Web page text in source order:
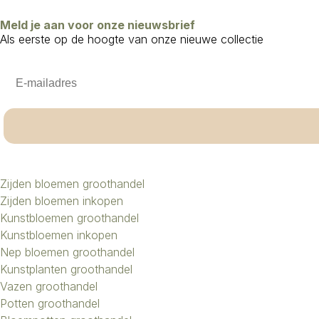
Meld je aan voor onze nieuwsbrief
Als eerste op de hoogte van onze nieuwe collectie
Zijden bloemen groothandel
Zijden bloemen inkopen
Kunstbloemen groothandel
Kunstbloemen inkopen
Nep bloemen groothandel
Kunstplanten groothandel
Vazen groothandel
Potten groothandel